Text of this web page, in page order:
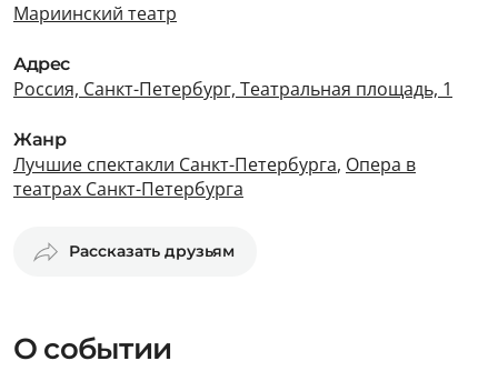
Мариинский театр
Адрес
Россия, Санкт-Петербург, Театральная площадь, 1
Жанр
Лучшие спектакли Санкт-Петербурга, Опера в
театрах Санкт-Петербурга
Рассказать друзьям
О событии